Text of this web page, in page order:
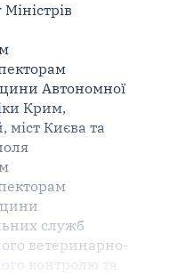
Автономної
Крим,
міст Києва та
служб
ветеринарно-
контролю та